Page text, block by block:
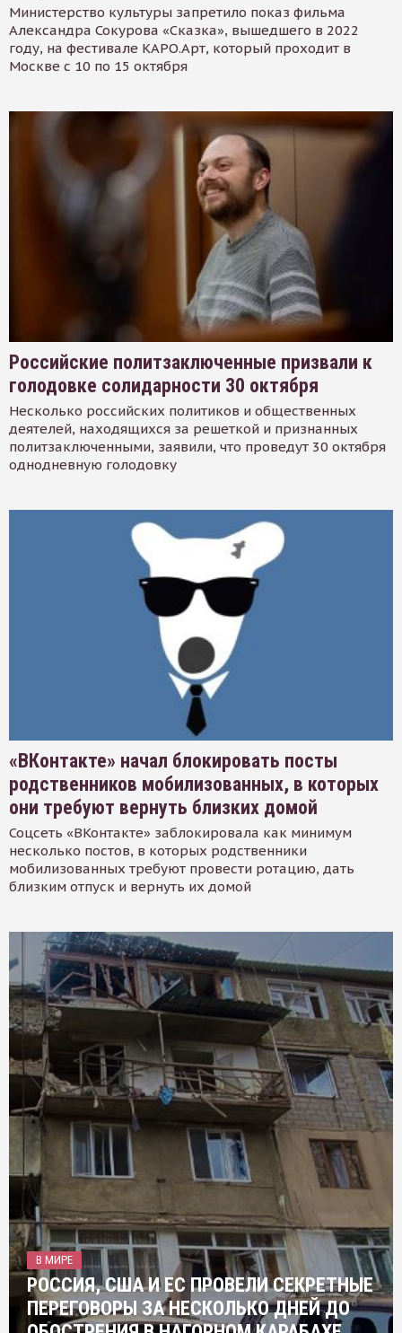
Министерство культуры запретило показ фильма
Александра Сокурова «Сказка», вышедшего в 2022
году, на фестивале КАРО.Арт, который проходит в
Москве с 10 по 15 октября
Российские политзаключенные призвали к
голодовке солидарности 30 октября
Несколько российских политиков и общественных
деятелей, находящихся за решеткой и признанных
политзаключенными, заявили, что проведут 30 октября
однодневную голодовку
«ВКонтакте» начал блокировать посты
родственников мобилизованных, в которых
они требуют вернуть близких домой
Соцсеть «ВКонтакте» заблокировала как минимум
несколько постов, в которых родственники
мобилизованных требуют провести ротацию, дать
близким отпуск и вернуть их домой
В МИРЕ
РОССИЯ, США И ЕС ПРОВЕЛИ СЕКРЕТНЫЕ
ПЕРЕГОВОРЫ ЗА НЕСКОЛЬКО ДНЕЙ ДО